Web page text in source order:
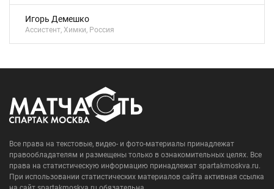
Игорь Демешко
Ассистент, Химки, Россия
Все права на текстовые, видео- и фото-материалы принадлежат
правообладателям и размещены только в ознакомительных целях. Все
права на статистическую информацию принадлежат spartakmoskva.ru.
При использовании статистических материалов сайта активная ссылка